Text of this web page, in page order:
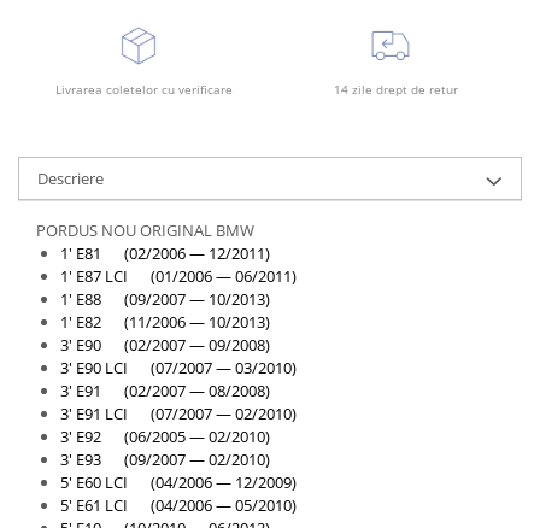
Suport far
Traversa
Usa fată
Usa spate
Cutie viteze
Cutie viteze
Kit revizie
Suport cutie
DIFERENTIAL
Directie
Bieletă directie
Cap de bara
Livrarea coletelor cu verificare 14 zile drept de retur
Descriere
PORDUS NOU ORIGINAL BMW
1' E81 (02/2006 — 12/2011)
1' E87 LCI (01/2006 — 06/2011)
1' E88 (09/2007 — 10/2013)
1' E82 (11/2006 — 10/2013)
3' E90 (02/2007 — 09/2008)
3' E90 LCI (07/2007 — 03/2010)
3' E91 (02/2007 — 08/2008)
3' E91 LCI (07/2007 — 02/2010)
3' E92 (06/2005 — 02/2010)
3' E93 (09/2007 — 02/2010)
5' E60 LCI (04/2006 — 12/2009)
5' E61 LCI (04/2006 — 05/2010)